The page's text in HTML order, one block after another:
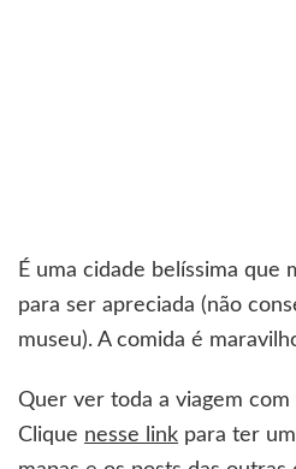
É uma cidade belíssima que
para ser apreciada (não
museu). A comida é
Quer ver toda a viagem com
Clique nesse link para ter